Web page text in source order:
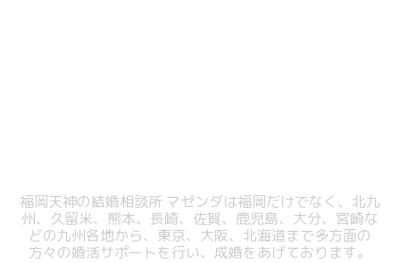
福岡天神の結婚相談所 マゼンダは福岡だけでなく、北九
州、久留米、熊本、 長崎、佐賀、鹿児島、大分、宮崎な
どの九州各地から、東京、大阪、北海道まで多方面の
方々の婚活サポートを行い、成婚をあげております。